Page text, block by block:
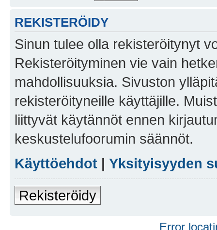
REKISTERÖIDY
Sinun tulee olla rekisteröitynyt
Rekisteröityminen vie vain
mahdollisuuksia. Sivuston
rekisteröityneille käyttäjille.
liittyvät käytännöt ennen
keskustelufoorumin säännöt.
Käyttöehdot | Yksityisyyden
Rekisteröidy
Error